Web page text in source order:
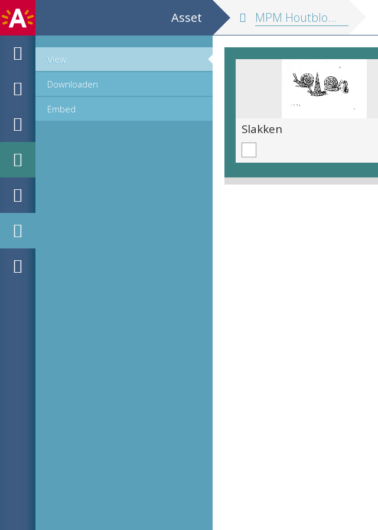
Asset
View
Downloaden
Embed
MPM Houtblokken vol. 2: Profane illustraties
Slakken